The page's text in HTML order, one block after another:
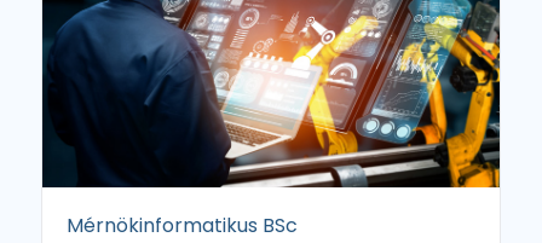
Mérnökinformatikus BSc